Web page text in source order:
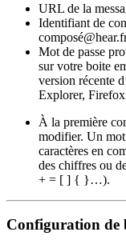
URL de la
Identifiant de
Mot de passe
sur votre boite
version récente
Explorer,
À la première
modifier. Un mot
caractères en
des chiffres ou
+ = [ ] { }…).
Configuration de